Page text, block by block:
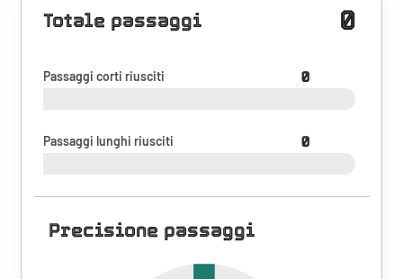
Totale passaggi 0
Passaggi corti riusciti 0
Passaggi lunghi riusciti 0
Precisione passaggi